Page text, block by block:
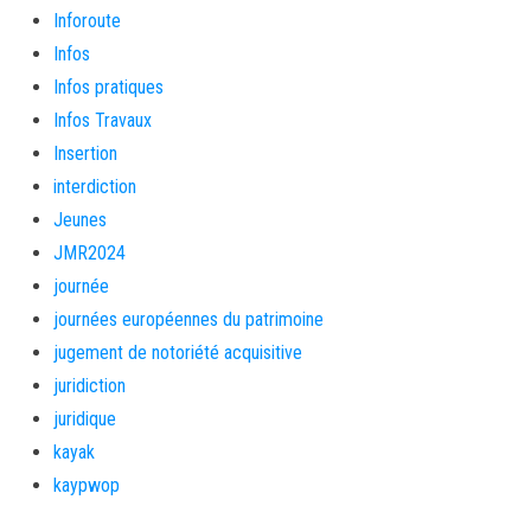
Inforoute
Infos
Infos pratiques
Infos Travaux
Insertion
interdiction
Jeunes
JMR2024
journée
journées européennes du patrimoine
jugement de notoriété acquisitive
juridiction
juridique
kayak
kaypwop